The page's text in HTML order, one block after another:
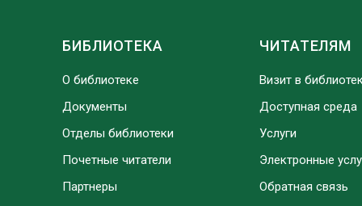
БИБЛИОТЕКА
О библиотеке
Документы
Отделы библиотеки
Почетные читатели
Партнеры
ЧИТАТЕЛЯМ
Визит в
Доступная среда
Услуги
Электронные
Обратная связь